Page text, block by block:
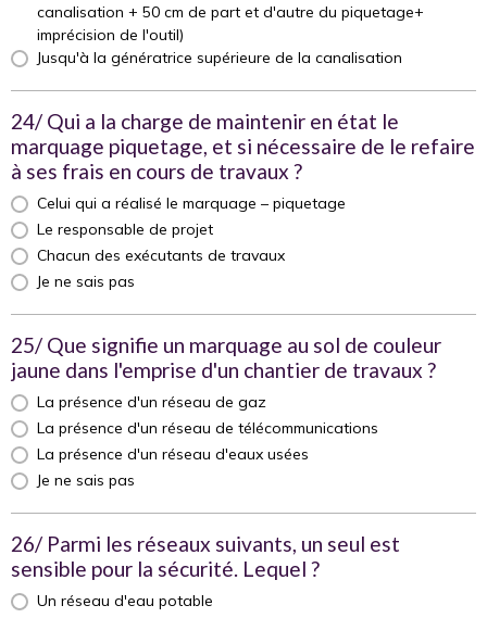
canalisation + 50 cm de part et d'autre du piquetage+
imprécision de l'outil)
Jusqu'à la génératrice supérieure de la canalisation
24/ Qui a la charge de maintenir en état le
marquage piquetage, et si nécessaire de le refaire
à ses frais en cours de travaux ?
Celui qui a réalisé le marquage – piquetage
Le responsable de projet
Chacun des exécutants de travaux
Je ne sais pas
25/ Que signifie un marquage au sol de couleur
jaune dans l'emprise d'un chantier de travaux ?
La présence d'un réseau de gaz
La présence d'un réseau de télécommunications
La présence d'un réseau d'eaux usées
Je ne sais pas
26/ Parmi les réseaux suivants, un seul est
sensible pour la sécurité. Lequel ?
Un réseau d'eau potable